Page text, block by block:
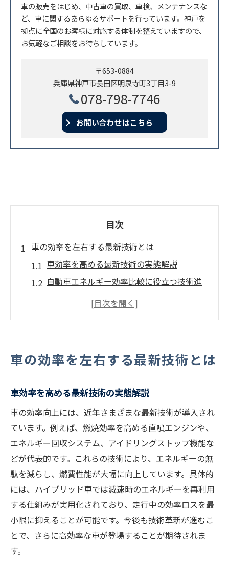
車の販売をはじめ、中古車の買取、車検、メンテナンスな
ど、車に関するあらゆるサポートを行っています。神戸を
拠点に全国のお客様に対応する体制を整えていますので、
お気軽なご相談をお待ちしています。
〒653-0884
兵庫県神戸市長田区明泉寺町3丁目3-9
078-798-7746
お問い合わせはこちら
目次
車の効率を左右する最新技術とは
車効率を高める最新技術の実態解説
自動車エネルギー効率比較に役立つ技術進
効率化へ導く車のエネルギー種類と特徴
ハイブリッド車とガソリン車の効率比較
車の効率を徹底比較するポイント解説
ハイブリッド車とガソリン車の変換効率比
較
エネルギー効率から見る車種の違いを分析
車の熱効率ランキングと選び方の実例
環境配慮型車両の効率と車選びの視点
車の燃費や効率性で選ぶべき基準とは
自動車のエネルギー効率を深掘り解説
車の効率を左右する最新技術とは
車効率を高める最新技術の実態解説
車の効率向上には、近年さまざまな最新技術が導入され
ています。例えば、燃焼効率を高める直噴エンジンや、
エネルギー回収システム、アイドリングストップ機能な
どが代表的です。これらの技術により、エネルギーの無
駄を減らし、燃費性能が大幅に向上しています。具体的
には、ハイブリッド車では減速時のエネルギーを再利用
する仕組みが実用化されており、走行中の効率ロスを最
小限に抑えることが可能です。今後も技術革新が進むこ
とで、さらに高効率な車が登場することが期待されま
す。